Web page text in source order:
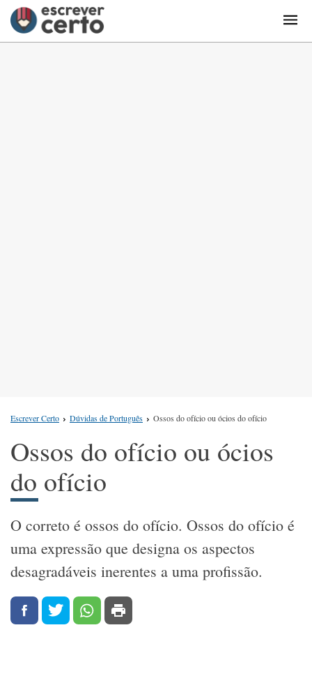
Escrever Certo Dúvidas de Português Ossos do ofício ou ócios do ofício
Ossos do ofício ou ócios
do ofício
O correto é ossos do ofício. Ossos do ofício é
uma expressão que designa os aspectos
desagradáveis inerentes a uma profissão.